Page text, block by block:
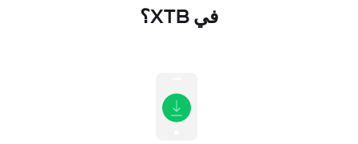
في XTB؟